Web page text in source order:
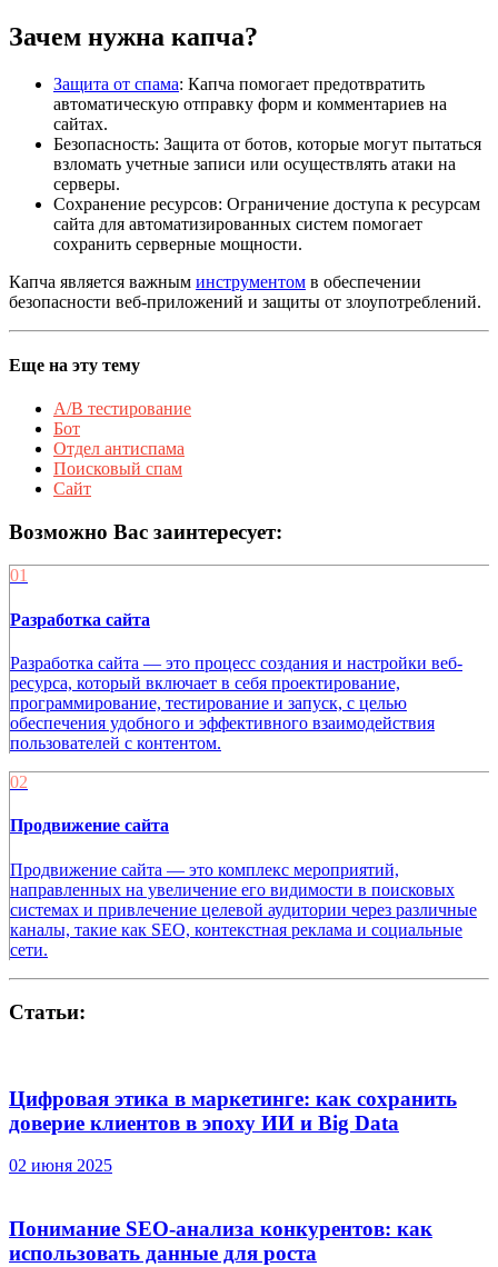
Зачем нужна капча?
Защита от спама: Капча помогает предотвратить
автоматическую отправку форм и комментариев на
сайтах.
Безопасность: Защита от ботов, которые могут пытаться
взломать учетные записи или осуществлять атаки на
серверы.
Сохранение ресурсов: Ограничение доступа к ресурсам
сайта для автоматизированных систем помогает
сохранить серверные мощности.
Капча является важным инструментом в обеспечении
безопасности веб-приложений и защиты от злоупотреблений.
Еще на эту тему
A/B тестирование
Бот
Отдел антиспама
Поисковый спам
Сайт
Возможно Вас заинтересует:
01
Разработка сайта
Разработка сайта — это процесс создания и настройки веб-
ресурса, который включает в себя проектирование,
программирование, тестирование и запуск, с целью
обеспечения удобного и эффективного взаимодействия
пользователей с контентом.
02
Продвижение сайта
Продвижение сайта — это комплекс мероприятий,
направленных на увеличение его видимости в поисковых
системах и привлечение целевой аудитории через различные
каналы, такие как SEO, контекстная реклама и социальные
сети.
Статьи:
Цифровая этика в маркетинге: как сохранить
доверие клиентов в эпоху ИИ и Big Data
02 июня 2025
Понимание SEO-анализа конкурентов: как
использовать данные для роста